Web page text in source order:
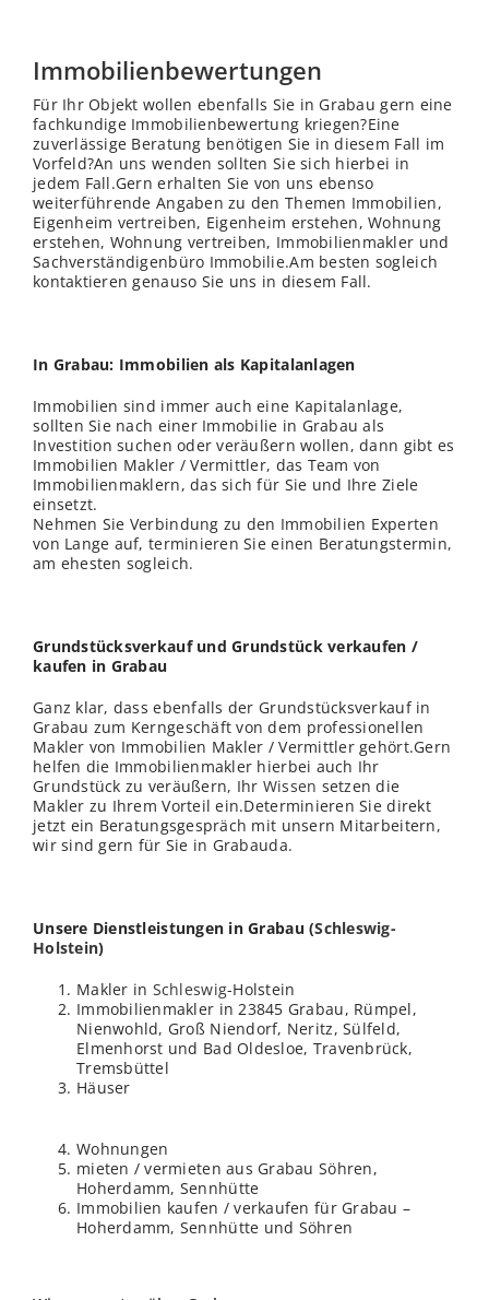
Immobilienbewertungen
Für Ihr Objekt wollen ebenfalls Sie in Grabau gern eine
fachkundige Immobilienbewertung kriegen?Eine
zuverlässige Beratung benötigen Sie in diesem Fall im
Vorfeld?An uns wenden sollten Sie sich hierbei in
jedem Fall.Gern erhalten Sie von uns ebenso
weiterführende Angaben zu den Themen Immobilien,
Eigenheim vertreiben, Eigenheim erstehen, Wohnung
erstehen, Wohnung vertreiben, Immobilienmakler und
Sachverständigenbüro Immobilie.Am besten sogleich
kontaktieren genauso Sie uns in diesem Fall.
In Grabau: Immobilien als Kapitalanlagen
Immobilien sind immer auch eine Kapitalanlage,
sollten Sie nach einer Immobilie in Grabau als
Investition suchen oder veräußern wollen, dann gibt es
Immobilien Makler / Vermittler, das Team von
Immobilienmaklern, das sich für Sie und Ihre Ziele
einsetzt.
Nehmen Sie Verbindung zu den Immobilien Experten
von Lange auf, terminieren Sie einen Beratungstermin,
am ehesten sogleich.
Grundstücksverkauf und Grundstück verkaufen /
kaufen in Grabau
Ganz klar, dass ebenfalls der Grundstücksverkauf in
Grabau zum Kerngeschäft von dem professionellen
Makler von Immobilien Makler / Vermittler gehört.Gern
helfen die Immobilienmakler hierbei auch Ihr
Grundstück zu veräußern, Ihr Wissen setzen die
Makler zu Ihrem Vorteil ein.Determinieren Sie direkt
jetzt ein Beratungsgespräch mit unsern Mitarbeitern,
wir sind gern für Sie in Grabauda.
Unsere Dienstleistungen in Grabau (Schleswig-
Holstein)
Makler in Schleswig-Holstein
Immobilienmakler in 23845 Grabau, Rümpel,
Nienwohld, Groß Niendorf, Neritz, Sülfeld,
Elmenhorst und Bad Oldesloe, Travenbrück,
Tremsbüttel
Häuser
Wohnungen
mieten / vermieten aus Grabau Söhren,
Hoherdamm, Sennhütte
Immobilien kaufen / verkaufen für Grabau –
Hoherdamm, Sennhütte und Söhren